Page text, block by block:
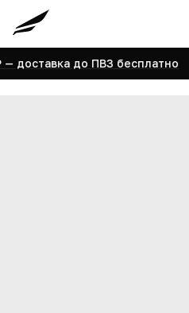
доставка до ПВЗ бесплатно